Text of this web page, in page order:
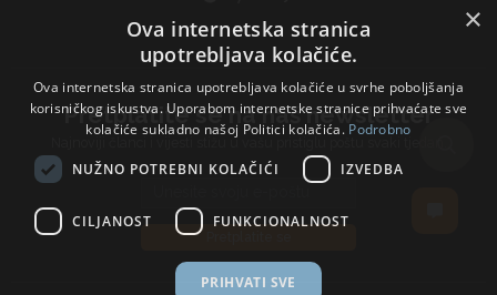
Pretplatite se na naš newsletter
Najnoviji članci i vijesti stižu u vašu pristiglu poštu svaki tjedan.
×
Ova internetska stranica
upotrebljava kolačiće.
Ova internetska stranica upotrebljava kolačiće u svrhe poboljšanja
korisničkog iskustva. Uporabom internetske stranice prihvaćate sve
kolačiće sukladno našoj Politici kolačića. Podrobno
NUŽNO POTREBNI KOLAČIĆI IZVEDBA
CILJANOST FUNKCIONALNOST
PRIHVATI SVE